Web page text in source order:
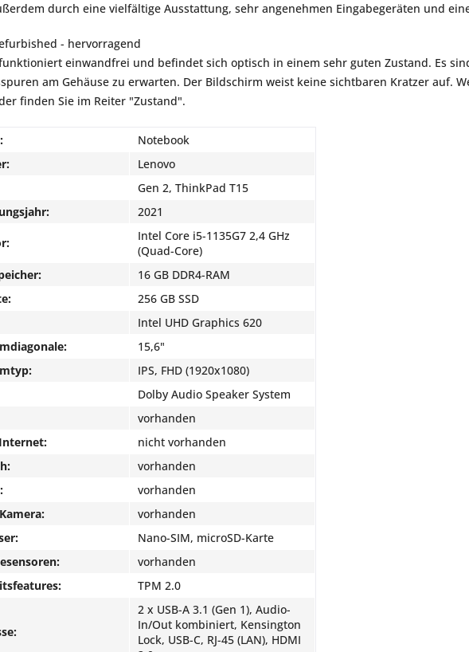
durch eine vielfältige Ausstattung, sehr angenehmen Eingabegeräten und
- hervorragend
einwandfrei und befindet sich optisch in einem sehr guten Zustand. Es
am Gehäuse zu erwarten. Der Bildschirm weist keine sichtbaren Kratzer auf.
finden Sie im Reiter "Zustand".
Notebook
Lenovo
Gen 2, ThinkPad T15
2021
Intel Core i5-1135G7 2,4 GHz
(Quad-Core)
16 GB DDR4-RAM
256 GB SSD
Intel UHD Graphics 620
15,6"
IPS, FHD (1920x1080)
Dolby Audio Speaker System
vorhanden
nicht vorhanden
vorhanden
vorhanden
vorhanden
Nano-SIM, microSD-Karte
vorhanden
TPM 2.0
2 x USB-A 3.1 (Gen 1), Audio-
In/Out kombiniert, Kensington
Lock, USB-C, RJ-45 (LAN), HDMI